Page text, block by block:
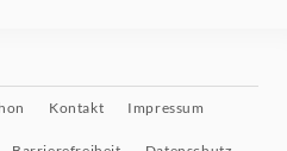
Kontakt Impressum